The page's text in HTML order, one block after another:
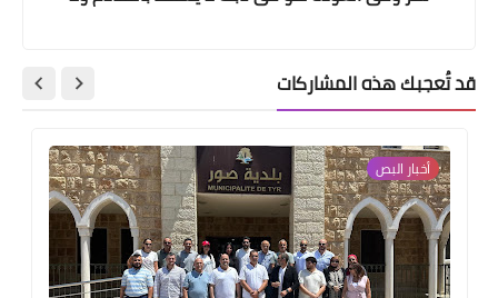
قد تُعجبك هذه المشاركات
أخبار ‏البص